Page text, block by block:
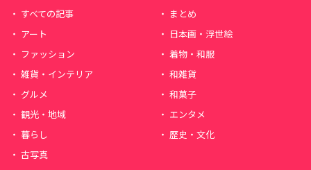
すべての記事
まとめ
アート
日本画・浮世絵
ファッション
着物・和服
雑貨・インテリア
和雑貨
グルメ
和菓子
観光・地域
エンタメ
暮らし
歴史・文化
古写真